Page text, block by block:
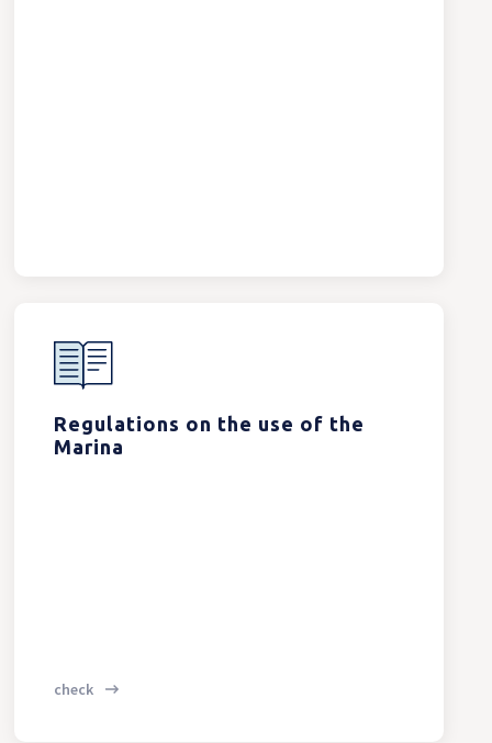
Regulations on the use of the
Marina
check